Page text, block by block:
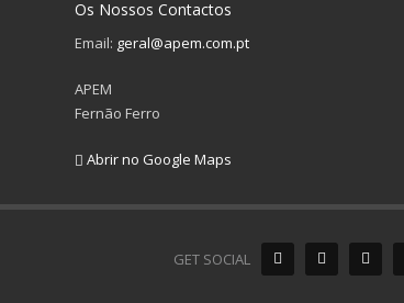
Os Nossos Contactos
Email: geral@apem.com.pt
APEM
Fernão Ferro
Abrir no Google Maps
GET SOCIAL